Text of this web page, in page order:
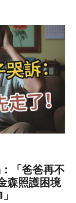
「爸爸再不
森照護困境